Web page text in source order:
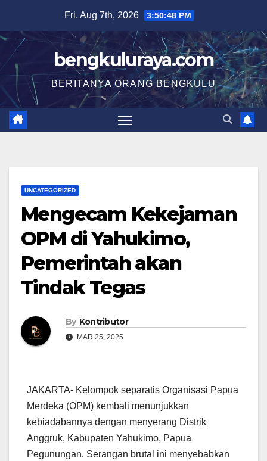
content
Fri. Aug 7th, 2026 3:50:48 PM
bengkuluraya.com
BERITANYA ORANG BENGKULU
UNCATEGORIZED
Mengecam Kekejaman
OPM di Yahukimo,
Pemerintah akan
Tindak Tegas
By Kontributor
MAR 25, 2025
JAKARTA- Kelompok separatis Organisasi Papua
Merdeka (OPM) kembali menunjukkan
kebiadabannya dengan menyerang Distrik
Anggruk, Kabupaten Yahukimo, Papua
Pegunungan. Serangan brutal ini menyebabkan